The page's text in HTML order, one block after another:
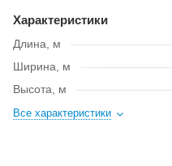
Характеристики
Длина, м
Ширина, м
Высота, м
Все характеристики